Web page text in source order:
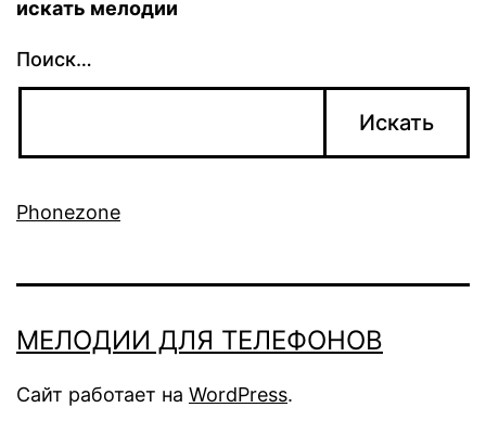
искать мелодии
Поиск…
Phonezone
МЕЛОДИИ ДЛЯ ТЕЛЕФОНОВ
Сайт работает на WordPress.